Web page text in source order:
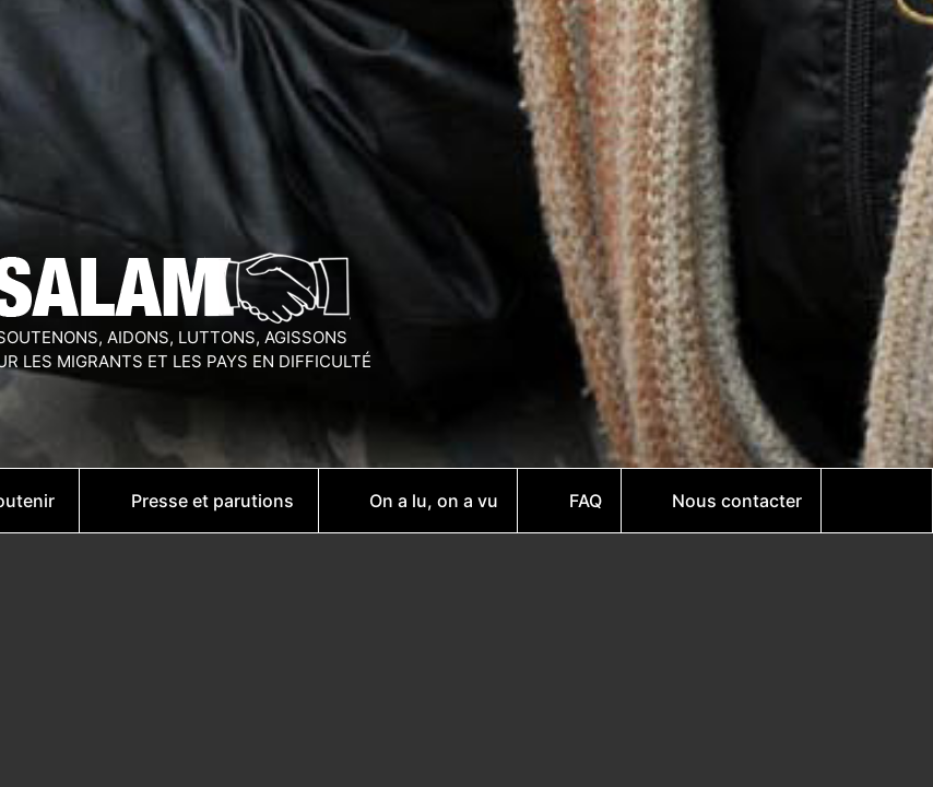
AIDONS, LUTTONS, AGISSONS
LES MIGRANTS ET LES PAYS EN DIFFICULTÉ
Presse et parutions On a lu, on a vu FAQ Nous contacter